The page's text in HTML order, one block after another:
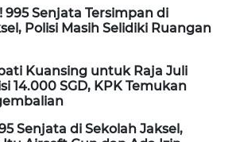
995 Senjata Tersimpan di
Polisi Masih Selidiki Ruangan
Kuansing untuk Raja Juli
14.000 SGD, KPK Temukan
Senjata di Sekolah Jaksel,